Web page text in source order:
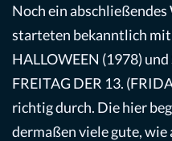
Noch ein
starteten bekanntlich
HALLOWEEN (1978) und
FREITAG DER 13.
richtig durch. Die hier
dermaßen viele gute, wie